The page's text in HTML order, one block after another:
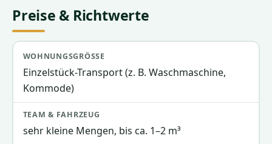
Preise & Richtwerte
Wohnungsgröße
Einzelstück-Transport (z. B. Waschmaschine,
Kommode)
sehr kleine Mengen, bis ca. 1–2 m³